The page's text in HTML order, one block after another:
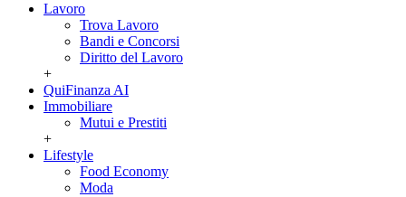
Lavoro
Trova Lavoro
Bandi e Concorsi
Diritto del Lavoro
+
QuiFinanza AI
Immobiliare
Mutui e Prestiti
+
Lifestyle
Food Economy
Moda